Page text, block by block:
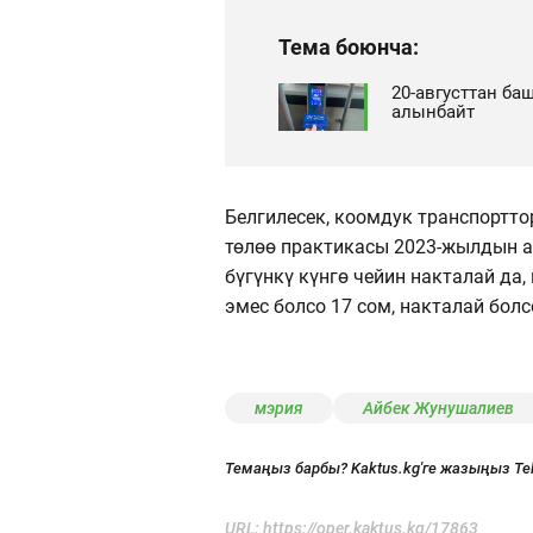
Тема боюнча:
20-августтан
алынбайт
Белгилесек, коомдук
төлөө практикасы 2023-жылдын
бүгүнкү күнгө чейин накталай
эмес болсо 17 сом, накталай
мэрия Айбек Жунушалиев
Темаңыз барбы? Kaktus.kg'ге жазыңыз
URL: https://oper.kaktus.kg/17863